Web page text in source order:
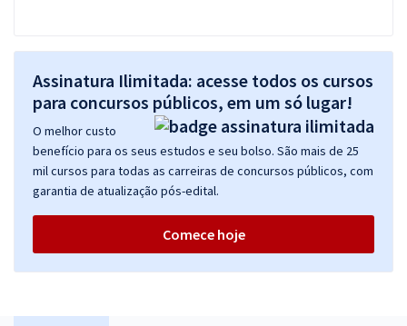
Assinatura Ilimitada: acesse todos os cursos
para concursos públicos, em um só lugar!
O melhor custo
benefício para os seus estudos e seu bolso. São mais de 25
mil cursos para todas as carreiras de concursos públicos, com
garantia de atualização pós-edital.
Comece hoje